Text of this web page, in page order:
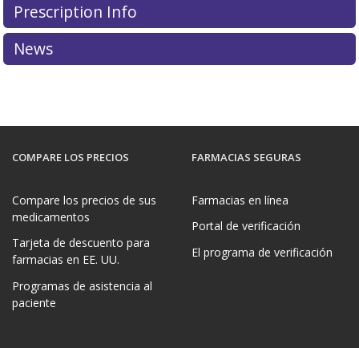
Prescription Info
News
COMPARE LOS PRECIOS
Compare los precios de sus
medicamentos
Tarjeta de descuento para
farmacias en EE. UU.
Programas de asistencia al
paciente
FARMACIAS SEGURAS
Farmacias en línea
Portal de verificación
El programa de verificación